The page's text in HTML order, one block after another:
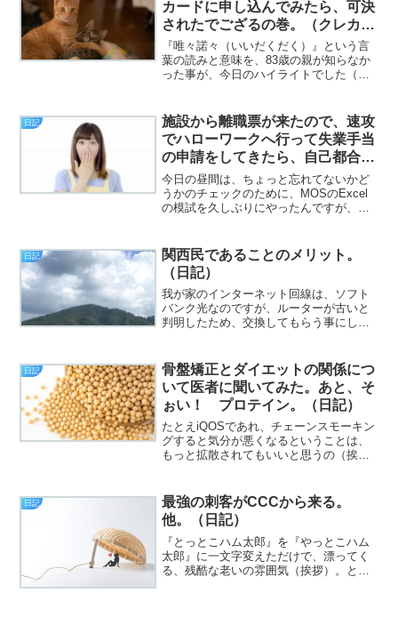
カードに申し込んでみたら、可決
されたでござるの巻。（クレカの
話）（日記）
『唯々諾々（いいだくだく）』という言
葉の読みと意味を、83歳の親が知らなか
った事が、今日のハイライトでした（挨
保険の契約更新にかかり、保険会社の担
当者さんが家に来たので...
日記
施設から離職票が来たので、速攻
でハローワークへ行って失業手当
の申請をしてきたら、自己都合な
のに給付制限がなくなったでござ
る。（日記）
今日の昼間は、ちょっと忘れてないかど
うかのチェックのために、MOSのExcel
の模試を久しぶりにやったんですが、案
使い、かつ、残債をこまめに繰り上げ返
済する」と、クレカ...
日記
関西民であることのメリット。
（日記）
我が家のインターネット回線は、ソフト
バンク光なのですが、ルーターが古いと
判明したため、交換してもらう事にしま
立ててもらえば楽なんじゃね？ と思っ
て、プロンプトを投げて...
日記
骨盤矯正とダイエットの関係につ
いて医者に聞いてみた。あと、そ
ぉい！ プロテイン。（日記）
たとえiQOSであれ、チェーンスモーキン
グすると気分が悪くなるということは、
もっと拡散されてもいいと思うの（挨
ドバドバで「きンもちいい！」ので、気
持ちが揺らぐんですが、...
日記
最強の刺客がCCCから来る。
他。（日記）
『とっとこハム太郎』を『やっとこハム
太郎』に一文字変えただけで、漂ってく
る、残酷な老いの雰囲気（挨拶）。と、